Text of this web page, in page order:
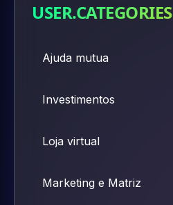
USER.CATEGORIES
Ajuda mutua
Investimentos
Loja virtual
Marketing e Matriz